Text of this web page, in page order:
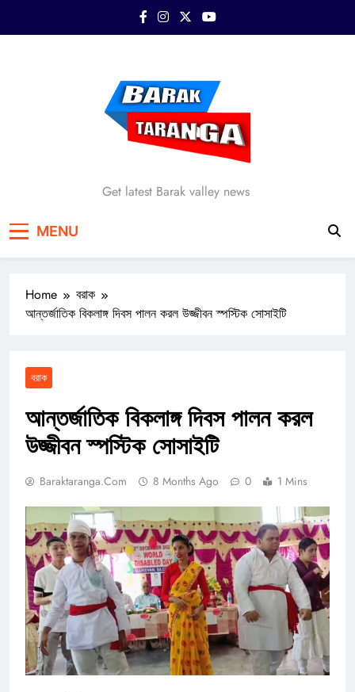
Barak Taranga
Get latest Barak valley news
MENU
Home
বরাক
আন্তর্জাতিক বিকলাঙ্গ দিবস পালন করল উজ্জীবন স্পস্টিক সোসাইটি
বরাক
আন্তর্জাতিক বিকলাঙ্গ দিবস পালন করল
উজ্জীবন স্পস্টিক সোসাইটি
Baraktaranga.com 8 Months Ago 0 1 Mins